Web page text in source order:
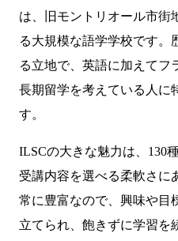
は、旧モントリオール市街
る大規模な語学学校です。
る立地で、英語に加えてフ
長期留学を考えている人に
す。
ILSCの大きな魅力は、130
受講内容を選べる柔軟さに
常に豊富なので、興味や目
立てられ、飽きずに学習を